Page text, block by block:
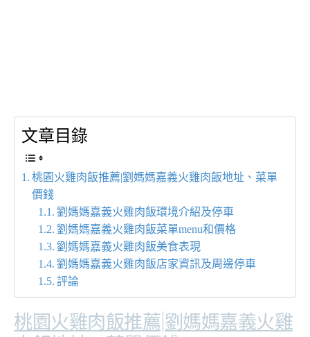
文章目錄
桃園火雞肉飯推薦|劉媽媽嘉義火雞肉飯地址、菜單
價錢
劉媽媽嘉義火雞肉飯環境介紹及停車
劉媽媽嘉義火雞肉飯菜單menu和價格
劉媽媽嘉義火雞肉飯美食表現
劉媽媽嘉義火雞肉飯店家資訊及周邊停車
評論
桃園火雞肉飯推薦|劉媽媽嘉義火雞